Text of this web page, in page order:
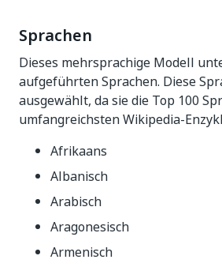
Sprachen
Dieses mehrsprachige Modell
aufgeführten Sprachen. Diese
ausgewählt, da sie die Top 100
umfangreichsten Wikipedia-
Afrikaans
Albanisch
Arabisch
Aragonesisch
Armenisch